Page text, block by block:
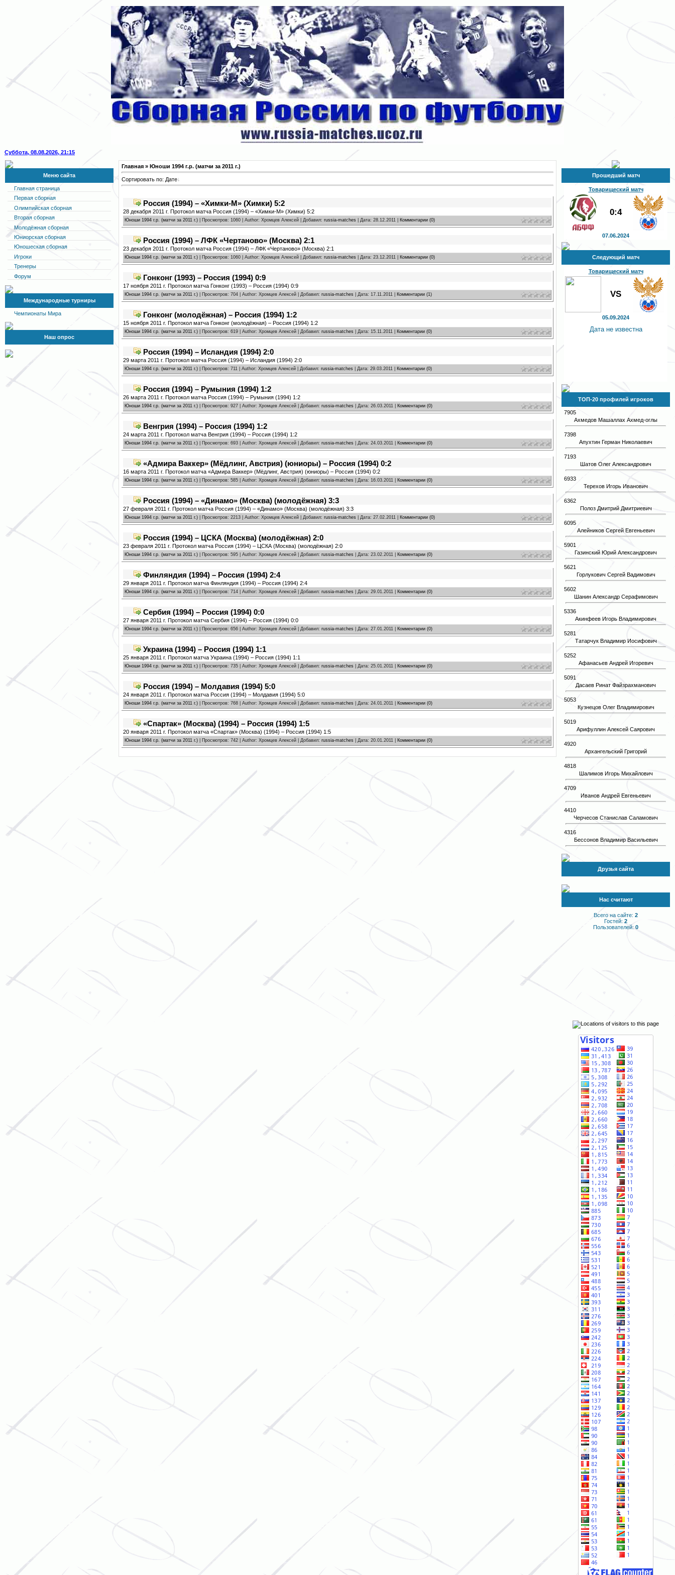
Суббота, 08.08.2026, 21:15
Меню сайта
Главная страница
Первая сборная
Олимпийская сборная
Вторая сборная
Молодёжная сборная
Юниорская сборная
Юношеская сборная
Игроки
Тренеры
Форум
Международные турниры
Чемпионаты Мира
Наш опрос
Главная » Юноши 1994 г.р. (матчи за 2011 г.)
Сортировать по: Дате
Россия (1994) – «Химки-М» (Химки) 5:2
28 декабря 2011 г. Протокол матча Россия (1994) – «Химки-М» (Химки) 5:2
Юноши 1994 г.р. (матчи за 2011 г.) | Просмотров: 1060 | Author: Хромцев Алексей | Добавил: russia-matches | Дата: 28.12.2011 Комментарии (0)
Россия (1994) – ЛФК «Чертаново» (Москва) 2:1
23 декабря 2011 г. Протокол матча Россия (1994) – ЛФК «Чертаново» (Москва) 2:1
Юноши 1994 г.р. (матчи за 2011 г.) | Просмотров: 1060 | Author: Хромцев Алексей | Добавил: russia-matches | Дата: 23.12.2011 Комментарии (0)
Гонконг (1993) – Россия (1994) 0:9
17 ноября 2011 г. Протокол матча Гонконг (1993) – Россия (1994) 0:9
Юноши 1994 г.р. (матчи за 2011 г.) | Просмотров: 704 | Author: Хромцев Алексей | Добавил: russia-matches | Дата: 17.11.2011 Комментарии (1)
Гонконг (молодёжная) – Россия (1994) 1:2
15 ноября 2011 г. Протокол матча Гонконг (молодёжная) – Россия (1994) 1:2
Юноши 1994 г.р. (матчи за 2011 г.) | Просмотров: 619 | Author: Хромцев Алексей | Добавил: russia-matches | Дата: 15.11.2011 Комментарии (0)
Россия (1994) – Исландия (1994) 2:0
29 марта 2011 г. Протокол матча Россия (1994) – Исландия (1994) 2:0
Юноши 1994 г.р. (матчи за 2011 г.) | Просмотров: 711 | Author: Хромцев Алексей | Добавил: russia-matches | Дата: 29.03.2011 Комментарии (0)
Россия (1994) – Румыния (1994) 1:2
26 марта 2011 г. Протокол матча Россия (1994) – Румыния (1994) 1:2
Юноши 1994 г.р. (матчи за 2011 г.) | Просмотров: 927 | Author: Хромцев Алексей | Добавил: russia-matches | Дата: 26.03.2011 Комментарии (0)
Венгрия (1994) – Россия (1994) 1:2
24 марта 2011 г. Протокол матча Венгрия (1994) – Россия (1994) 1:2
Юноши 1994 г.р. (матчи за 2011 г.) | Просмотров: 693 | Author: Хромцев Алексей | Добавил: russia-matches | Дата: 24.03.2011 Комментарии (0)
«Адмира Ваккер» (Мёдлинг, Австрия) (юниоры) – Россия (1994) 0:2
16 марта 2011 г. Протокол матча «Адмира Ваккер» (Мёдлинг, Австрия) (юниоры) – Россия (1994) 0:2
Юноши 1994 г.р. (матчи за 2011 г.) | Просмотров: 585 | Author: Хромцев Алексей | Добавил: russia-matches | Дата: 16.03.2011 Комментарии (0)
Россия (1994) – «Динамо» (Москва) (молодёжная) 3:3
27 февраля 2011 г. Протокол матча Россия (1994) – «Динамо» (Москва) (молодёжная) 3:3
Юноши 1994 г.р. (матчи за 2011 г.) | Просмотров: 2213 | Author: Хромцев Алексей | Добавил: russia-matches | Дата: 27.02.2011 Комментарии (0)
Россия (1994) – ЦСКА (Москва) (молодёжная) 2:0
23 февраля 2011 г. Протокол матча Россия (1994) – ЦСКА (Москва) (молодёжная) 2:0
Юноши 1994 г.р. (матчи за 2011 г.) | Просмотров: 595 | Author: Хромцев Алексей | Добавил: russia-matches | Дата: 23.02.2011 Комментарии (0)
Финляндия (1994) – Россия (1994) 2:4
29 января 2011 г. Протокол матча Финляндия (1994) – Россия (1994) 2:4
Юноши 1994 г.р. (матчи за 2011 г.) | Просмотров: 714 | Author: Хромцев Алексей | Добавил: russia-matches | Дата: 29.01.2011 Комментарии (0)
Сербия (1994) – Россия (1994) 0:0
27 января 2011 г. Протокол матча Сербия (1994) – Россия (1994) 0:0
Юноши 1994 г.р. (матчи за 2011 г.) | Просмотров: 656 | Author: Хромцев Алексей | Добавил: russia-matches | Дата: 27.01.2011 Комментарии (0)
Украина (1994) – Россия (1994) 1:1
25 января 2011 г. Протокол матча Украина (1994) – Россия (1994) 1:1
Юноши 1994 г.р. (матчи за 2011 г.) | Просмотров: 735 | Author: Хромцев Алексей | Добавил: russia-matches | Дата: 25.01.2011 Комментарии (0)
Россия (1994) – Молдавия (1994) 5:0
24 января 2011 г. Протокол матча Россия (1994) – Молдавия (1994) 5:0
Юноши 1994 г.р. (матчи за 2011 г.) | Просмотров: 768 | Author: Хромцев Алексей | Добавил: russia-matches | Дата: 24.01.2011 Комментарии (0)
«Спартак» (Москва) (1994) – Россия (1994) 1:5
20 января 2011 г. Протокол матча «Спартак» (Москва) (1994) – Россия (1994) 1:5
Юноши 1994 г.р. (матчи за 2011 г.) | Просмотров: 742 | Author: Хромцев Алексей | Добавил: russia-matches | Дата: 20.01.2011 Комментарии (0)
Прошедший матч
Товарищеский матч
0:4
07.06.2024
Следующий матч
Товарищеский матч
VS
05.09.2024
Дата не известна
ТОП-20 профилей игроков
7905
Ахмедов Машаллах Ахмед-оглы
7398
Апухтин Герман Николаевич
7193
Шатов Олег Александрович
6933
Терехов Игорь Иванович
6362
Полоз Дмитрий Дмитриевич
6095
Алейников Сергей Евгеньевич
5901
Газинский Юрий Александрович
5621
Горлукович Сергей Вадимович
5602
Шанин Александр Серафимович
5336
Акинфеев Игорь Владимирович
5281
Татарчук Владимир Иосифович
5252
Афанасьев Андрей Игоревич
5091
Дасаев Ринат Файзрахманович
5053
Кузнецов Олег Владимирович
5019
Арифуллин Алексей Саярович
4920
Архангельский Григорий
4818
Шалимов Игорь Михайлович
4709
Иванов Андрей Евгеньевич
4410
Черчесов Станислав Саламович
4316
Бессонов Владимир Васильевич
Друзья сайта
Нас считают
Всего на сайте: 2
Гостей: 2
Пользователей: 0